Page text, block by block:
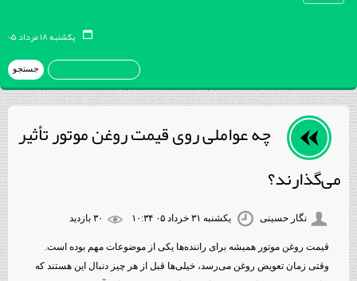
یکشنبه ۱۸ مرداد ۰۵
چه عواملی روی قیمت روغن موتور تأثیر
می‌گذارند؟
نگار حسینی یکشنبه ۳۱ خرداد ۰۵ ۱۰:۳۴ ۳۰ بازديد
قیمت روغن موتور همیشه برای راننده‌ها یکی از موضوعات مهم بوده است.
وقتی زمان تعویض روغن می‌رسد، خیلی‌ها قبل از هر چیز دنبال این هستند که